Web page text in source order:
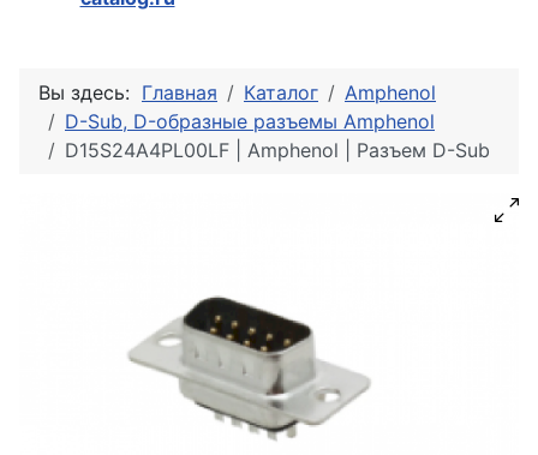
Вы здесь: Главная Каталог
Amphenol
D-Sub, D-образные разъемы Amphenol
D15S24A4PL00LF | Amphenol | Разъем D-Sub